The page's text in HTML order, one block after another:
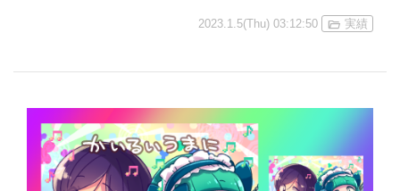
2023.1.5(Thu) 03:12:50 実績